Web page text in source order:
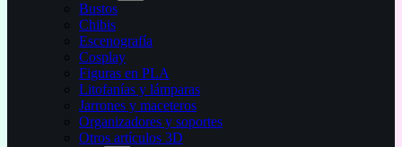
Bustos
Chibis
Escenografía
Cosplay
Figuras en PLA
Litofanías y lámparas
Jarrones y maceteros
Organizadores y soportes
Otros artículos 3D